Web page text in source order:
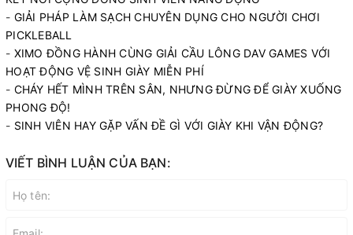
- GIẢI PHÁP LÀM SẠCH CHUYÊN DỤNG CHO NGƯỜI CHƠI
PICKLEBALL
- XIMO ĐỒNG HÀNH CÙNG GIẢI CẦU LÔNG DAV GAMES VỚI
HOẠT ĐỘNG VỆ SINH GIÀY MIỄN PHÍ
- CHÁY HẾT MÌNH TRÊN SÂN, NHƯNG ĐỪNG ĐỂ GIÀY XUỐNG
PHONG ĐỘ!
- SINH VIÊN HAY GẶP VẤN ĐỀ GÌ VỚI GIÀY KHI VẬN ĐỘNG?
VIẾT BÌNH LUẬN CỦA BẠN: